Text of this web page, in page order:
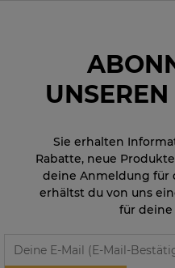
Sie erhalten
Rabatte, neue
deine Anmeldung für
erhältst du von uns
für deine